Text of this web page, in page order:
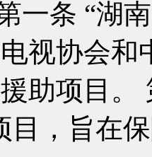
一条 “湖
视协会
助项目。
目，旨在